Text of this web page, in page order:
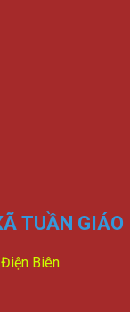
TUẦN GIÁO
Biên